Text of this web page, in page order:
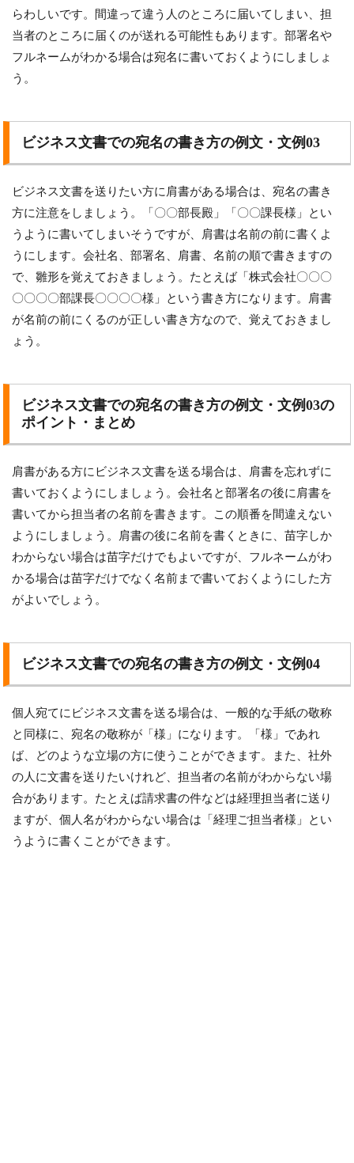
らわしいです。間違って違う人のところに届いてしまい、担
当者のところに届くのが送れる可能性もあります。部署名や
フルネームがわかる場合は宛名に書いておくようにしましょ
う。
ビジネス文書での宛名の書き方の例文・文例03
ビジネス文書を送りたい方に肩書がある場合は、宛名の書き
方に注意をしましょう。「〇〇部長殿」「〇〇課長様」とい
うように書いてしまいそうですが、肩書は名前の前に書くよ
うにします。会社名、部署名、肩書、名前の順で書きますの
で、雛形を覚えておきましょう。たとえば「株式会社〇〇〇
〇〇〇〇部課長〇〇〇〇様」という書き方になります。肩書
が名前の前にくるのが正しい書き方なので、覚えておきまし
ょう。
ビジネス文書での宛名の書き方の例文・文例03の
ポイント・まとめ
肩書がある方にビジネス文書を送る場合は、肩書を忘れずに
書いておくようにしましょう。会社名と部署名の後に肩書を
書いてから担当者の名前を書きます。この順番を間違えない
ようにしましょう。肩書の後に名前を書くときに、苗字しか
わからない場合は苗字だけでもよいですが、フルネームがわ
かる場合は苗字だけでなく名前まで書いておくようにした方
がよいでしょう。
ビジネス文書での宛名の書き方の例文・文例04
個人宛てにビジネス文書を送る場合は、一般的な手紙の敬称
と同様に、宛名の敬称が「様」になります。「様」であれ
ば、どのような立場の方に使うことができます。また、社外
の人に文書を送りたいけれど、担当者の名前がわからない場
合があります。たとえば請求書の件などは経理担当者に送り
ますが、個人名がわからない場合は「経理ご担当者様」とい
うように書くことができます。